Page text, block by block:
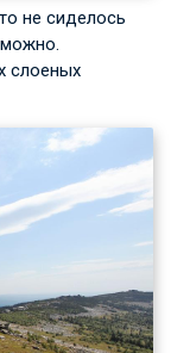
не сиделось
слоеных